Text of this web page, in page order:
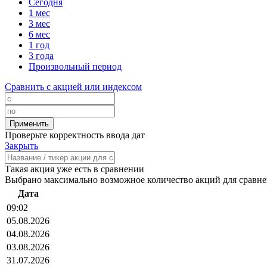
Сегодня
1 мес
3 мес
6 мес
1 год
3 года
Произвольный период
Сравнить с акцией или индексом
Проверьте корректность ввода дат
Закрыть
Такая акция уже есть в сравнении
Выбрано максимально возможное количество акций для
Дата
09:02
05.08.2026
04.08.2026
03.08.2026
31.07.2026